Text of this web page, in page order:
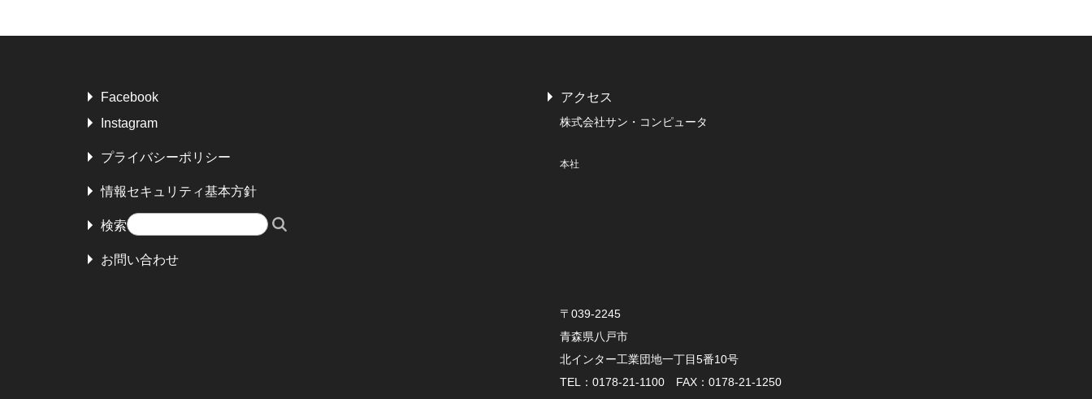
Facebook
Instagram
プライバシーポリシー
情報セキュリティ基本方針
検索
お問い合わせ
アクセス
株式会社サン・コンピュータ
本社
〒039-2245
青森県八戸市
北インター工業団地一丁目5番10号
TEL：0178-21-1100 FAX：0178-21-1250